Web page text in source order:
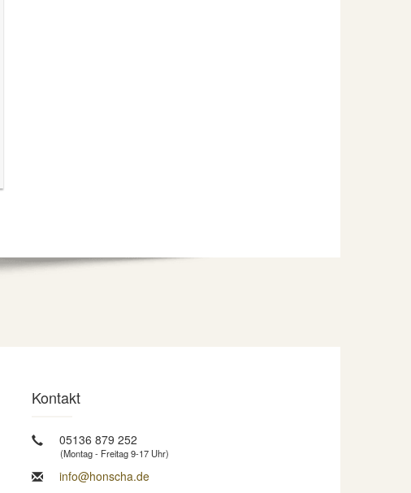
Kontakt
05136 879 252
(Montag - Freitag 9-17 Uhr)
info@honscha.de